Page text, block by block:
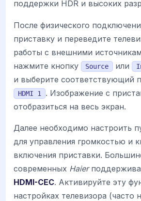
поддержки HDR и высоких
После физического
приставку и переведите
работы с внешними
нажмите кнопку
Source или
и выберите соответствующий
HDMI 1
. Изображение с
отобразиться на весь экран.
Далее необходимо настроить
для управления громкостью и
включения приставки.
современных Haier
HDMI-CEC. Активируйте эту
настройках телевизора (часто